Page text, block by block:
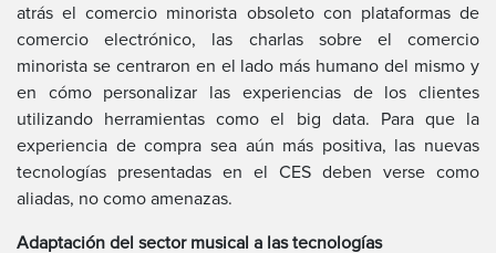
atrás el comercio minorista obsoleto con plataformas de
comercio electrónico, las charlas sobre el comercio
minorista se centraron en el lado más humano del mismo y
en cómo personalizar las experiencias de los clientes
utilizando herramientas como el big data. Para que la
experiencia de compra sea aún más positiva, las nuevas
tecnologías presentadas en el CES deben verse como
aliadas, no como amenazas.
Adaptación del sector musical a las tecnologías